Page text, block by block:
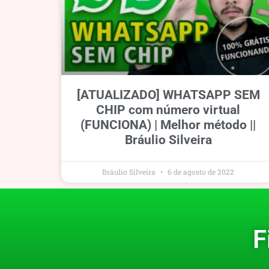
[ATUALIZADO] WHATSAPP SEM
CHIP com número virtual
(FUNCIONA) | Melhor método ||
Bráulio Silveira
Bráulio Silveira 6 de agosto de 2022